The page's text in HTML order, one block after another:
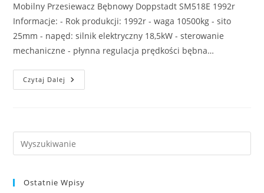
Mobilny Przesiewacz Bębnowy Doppstadt SM518E 1992r
Informacje: - Rok produkcji: 1992r - waga 10500kg - sito
25mm - napęd: silnik elektryczny 18,5kW - sterowanie
mechaniczne - płynna regulacja prędkości bębna…
Czytaj Dalej
Ostatnie Wpisy